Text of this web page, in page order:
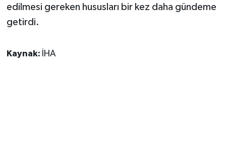
edilmesi gereken hususları bir kez daha gündeme
getirdi.
Kaynak: İHA